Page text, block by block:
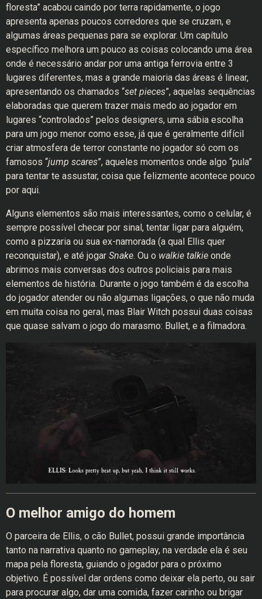
floresta” acabou caindo por terra rapidamente, o jogo
apresenta apenas poucos corredores que se cruzam, e
algumas áreas pequenas para se explorar. Um capítulo
específico melhora um pouco as coisas colocando uma área
onde é necessário andar por uma antiga ferrovia entre 3
lugares diferentes, mas a grande maioria das áreas é linear,
apresentando os chamados “set pieces”, aquelas sequências
elaboradas que querem trazer mais medo ao jogador em
lugares “controlados” pelos designers, uma sábia escolha
para um jogo menor como esse, já que é geralmente difícil
criar atmosfera de terror constante no jogador só com os
famosos “jump scares”, aqueles momentos onde algo “pula”
para tentar te assustar, coisa que felizmente acontece pouco
por aqui.
Alguns elementos são mais interessantes, como o celular, é
sempre possível checar por sinal, tentar ligar para alguém,
como a pizzaria ou sua ex-namorada (a qual Ellis quer
reconquistar), e até jogar Snake. Ou o walkie talkie onde
abrimos mais conversas dos outros policiais para mais
elementos de história. Durante o jogo também é da escolha
do jogador atender ou não algumas ligações, o que não muda
em muita coisa no geral, mas Blair Witch possui duas coisas
que quase salvam o jogo do marasmo: Bullet, e a filmadora.
O melhor amigo do homem
O parceira de Ellis, o cão Bullet, possui grande importância
tanto na narrativa quanto no gameplay, na verdade ela é seu
mapa pela floresta, guiando o jogador para o próximo
objetivo. É possível dar ordens como deixar ela perto, ou sair
para procurar algo, dar uma comida, fazer carinho ou brigar